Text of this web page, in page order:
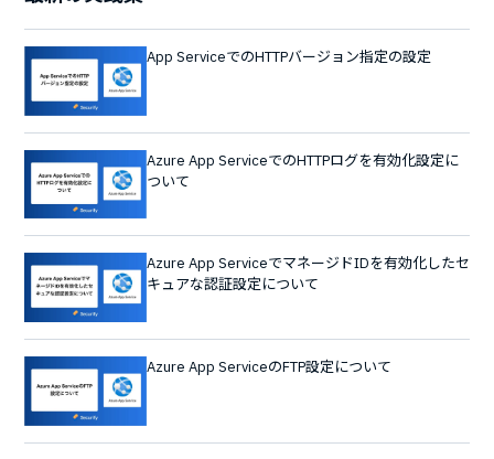
App ServiceでのHTTPバージョン指定の設定
Azure App ServiceでのHTTPログを有効化設定に
ついて
Azure App ServiceでマネージドIDを有効化したセ
キュアな認証設定について
Azure App ServiceのFTP設定について